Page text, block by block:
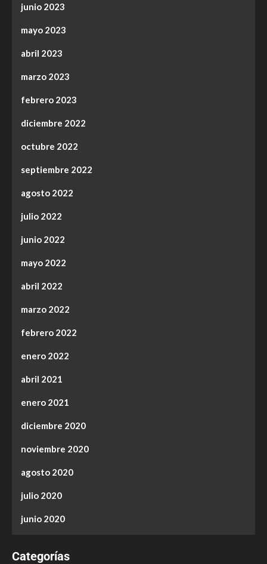
junio 2023
mayo 2023
abril 2023
marzo 2023
febrero 2023
diciembre 2022
octubre 2022
septiembre 2022
agosto 2022
julio 2022
junio 2022
mayo 2022
abril 2022
marzo 2022
febrero 2022
enero 2022
abril 2021
enero 2021
diciembre 2020
noviembre 2020
agosto 2020
julio 2020
junio 2020
Categorías